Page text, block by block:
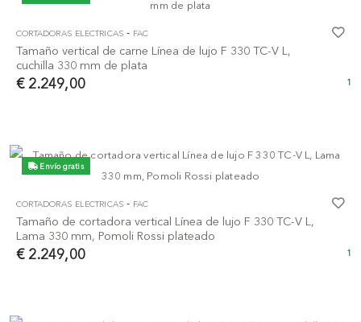
CORTADORAS ELECTRICAS - FAC
Tamaño vertical de carne Línea de lujo F 330 TC-V L,
cuchilla 330 mm de plata
€ 2.249,00 1
Envío gratis
CORTADORAS ELECTRICAS - FAC
Tamaño de cortadora vertical Línea de lujo F 330 TC-V L,
Lama 330 mm, Pomoli Rossi plateado
€ 2.249,00 1